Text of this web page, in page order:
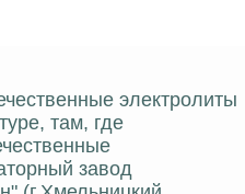
электролиты
там, где
завод